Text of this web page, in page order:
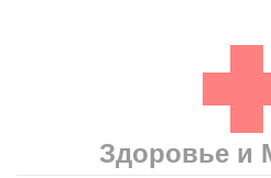
Здоровье и